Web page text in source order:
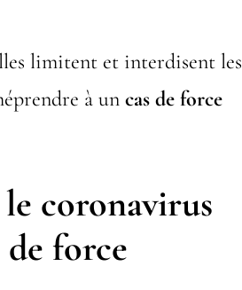
limitent et interdisent les
à un cas de force
coronavirus
force